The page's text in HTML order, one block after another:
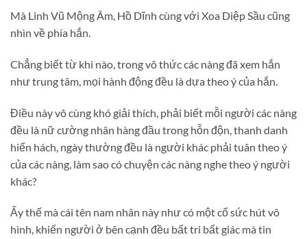
Mà Linh Vũ Mộng Âm, Hồ Dĩnh cùng với Xoa Diệp Sầu cũng
nhìn về phía hắn.
Chẳng biết từ khi nào, trong vô thức các nàng đã xem hắn
như trung tâm, mọi hành động đều là dựa theo ý của hắn.
Điều này vô cùng khó giải thích, phải biết mỗi người các nàng
đều là nữ cường nhân hàng đầu trong hỗn độn, thanh danh
hiển hách, ngày thường đều là người khác phải tuân theo ý
của các nàng, làm sao có chuyện các nàng nghe theo ý người
khác?
Ấy thế mà cái tên nam nhân này như có một cổ sức hút vô
hình, khiến người ở bên cạnh đều bất tri bất giác mà tin